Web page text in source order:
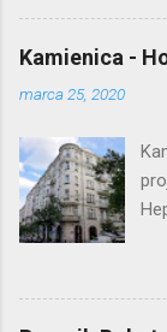
Kamienica -
marca 25, 2020